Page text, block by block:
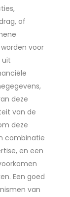
of
voor
uit
deze
van de
deze
combinatie
en een
Een goed
van